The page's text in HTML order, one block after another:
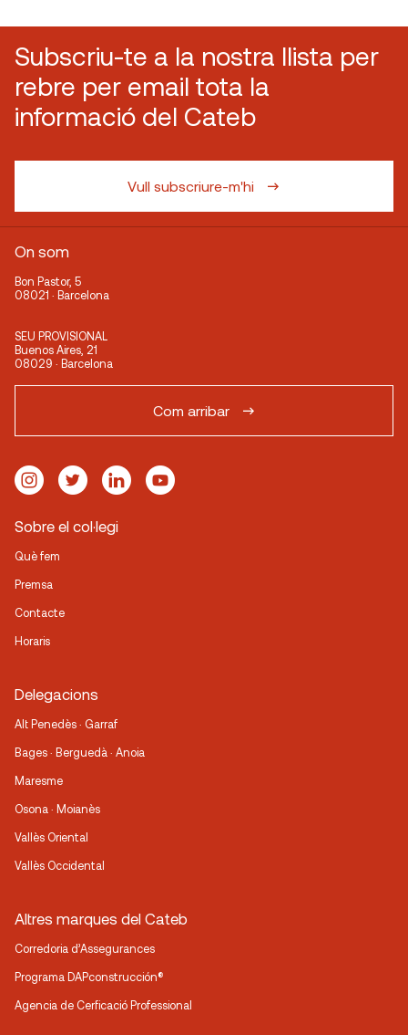
Subscriu-te a la nostra llista per
rebre per email tota la
informació del Cateb
Vull subscriure-m'hi
On som
Bon Pastor, 5
08021 · Barcelona
SEU PROVISIONAL
Buenos Aires, 21
08029 · Barcelona
Com arribar
Sobre el col·legi
Què fem
Premsa
Contacte
Horaris
Delegacions
Alt Penedès · Garraf
Bages · Berguedà · Anoia
Maresme
Osona · Moianès
Vallès Oriental
Vallès Occidental
Altres marques del Cateb
Corredoria d’Assegurances
Programa DAPconstrucción®
Agencia de Cerficació Professional